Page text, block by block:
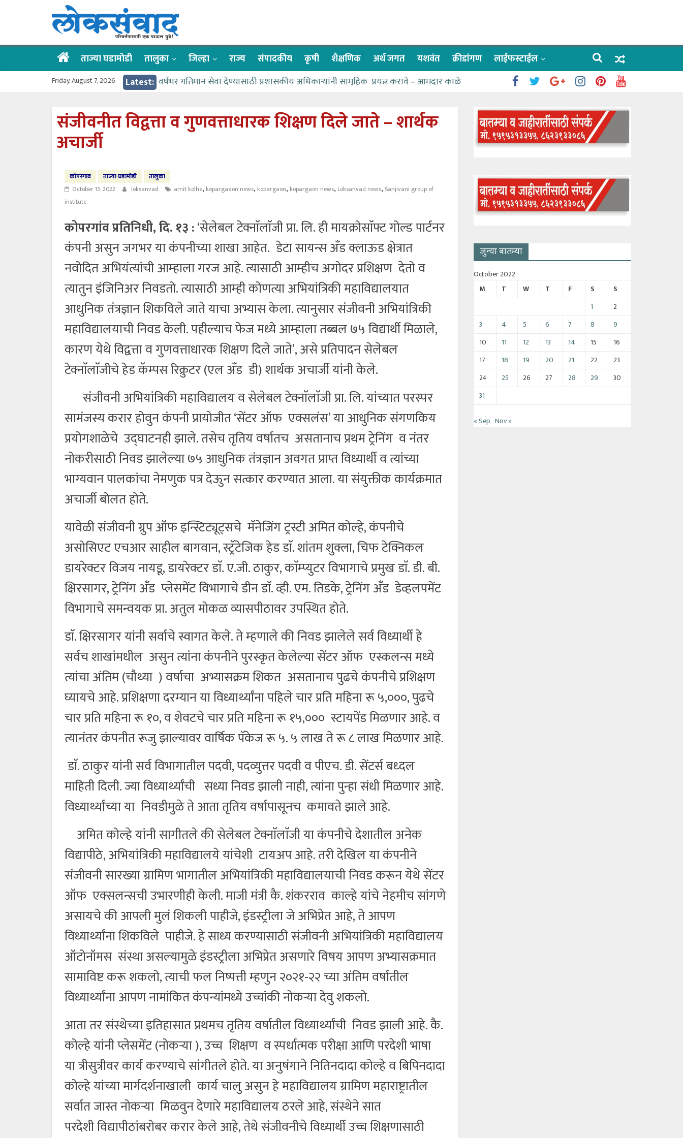
लोकसंवाद
ताज्या
घडामोडी
ताज्या घडामोडी तालुका जिल्हा राज्य संपादकीय कृषी शैक्षणिक अर्थ जगत यशवंत क्रीडांगण लाईफस्टाईल
Friday, August 7, 2026 Latest: वर्षभर गतिमान सेवा देण्यासाठी प्रशासकीय अधिकाऱ्यांनी सामुहिक प्रयत्न करावे – आमदार काळे
आत्मामालिक गुरूकूलाचे २२८ विद्यार्थी शिष्यवृत्तीस पात्र
ईच्छा आणि मेहनतीच्या बळावर यश मिळवता येते – शिवप्रसाद पंडोरे
संजीवनीत विद्वत्ता व गुणवत्ताधारक शिक्षण दिले जाते – शार्थक
अचार्जी
कोपरगाव ताज्या घडामोडी
तालुका
October 13, 2022
loksanvad amit kolhe, kopargaaon news, kopargaon, kopargaon news, Loksanvad news, Sanjivani group of
institute
कोपरगांव प्रतिनिधी, दि. १३ :‘सेलेबल टेक्नाॅलाॅजी प्रा. लि. ही मायक्रोसाॅफ्ट गोल्ड पार्टनर
कंपनी असुन जगभर या कंपनीच्या शाखा आहेत. डेटा सायन्स अँड क्लाऊड क्षेत्रात
नवोदित अभियंत्यांची आम्हाला गरज आहे. त्यासाठी आम्हीच अगोदर प्रशिक्षण देतो व
त्यातुन इंजिनिअर निवडतो. त्यासाठी आम्ही कोणत्या अभियांत्रिकी महाविद्यालयात
आधुनिक तंत्रज्ञान शिकविले जाते याचा अभ्यास केला. त्यानुसार संजीवनी अभियांत्रिकी
महाविद्यालयाची निवड केली. पहील्याच फेज मध्ये आम्हाला तब्बल ७५ विद्यार्थी मिळाले,
कारण येथे विद्वत्ता व गुणवत्ताधारक शिक्षण दिले जाते’, असे प्रतिपादन सेलेबल
टेक्नाॅलाॅजीचे हेड कॅम्पस रिक्रुटर (एल अँड डी) शार्थक अचार्जी यांनी केले.
संजीवनी अभियांत्रिकी महाविद्यालय व सेलेबल टेक्नाॅलाॅजी प्रा. लि. यांच्यात परस्पर
सामंजस्य करार होवुन कंपनी प्रायोजीत ‘सेंटर ऑफ एक्सलंस’ या आधुनिक संगणकिय
प्रयोगशाळेचे उद्घाटनही झाले. तसेच तृतिय वर्षातच असतानाच प्रथम ट्रेनिंग व नंतर
नोकरीसाठी निवड झालेल्या ७५ आधुनिक तंत्रज्ञान अवगत प्राप्त विध्यार्थी व त्यांच्या
भाग्यवान पालकांचा नेमणुक पत्र देऊुन सत्कार करण्यात आला. या संयुक्तीक कार्यक्रमात
अचार्जी बोलत होते.
यावेळी संजीवनी ग्रुप ऑफ इन्स्टिट्यूट्सचे मॅनेजिंग ट्रस्टी अमित कोल्हे, कंपनीचे
असोसिएट एचआर साहील बागवान, स्ट्रॅटेजिक हेड डाॅ. शांतम शुक्ला, चिफ टेक्निकल
डायरेक्टर विजय नायडू, डायरेक्टर डाॅ. ए.जी. ठाकुर, काॅम्प्युटर विभागाचे प्रमुख डाॅ. डी. बी.
क्षिरसागर, ट्रेनिंग अँड प्लेसमेंट विभागाचे डीन डाॅ. व्ही. एम. तिडके, ट्रेनिंग अँड डेव्हलपमेंट
विभागाचे समन्वयक प्रा. अतुल मोकळ व्यासपीठावर उपस्थित होते.
डाॅ. क्षिरसागर यांनी सर्वाचे स्वागत केले. ते म्हणाले की निवड झालेले सर्व विध्यार्थी हे
सर्वच शाखांमधील असुन त्यांना कंपनीने पुरस्कृत केलेल्या सेंटर ऑफ एस्कलन्स मध्ये
त्यांचा अंतिम (चौथ्या ) वर्षाचा अभ्यासक्रम शिकत असतानाच पुढचे कंपनीचे प्रशिक्षण
घ्यायचे आहे. प्रशिक्षणा दरम्यान या विध्यार्थ्यांना पहिले चार प्रति महिना रू ५,०००, पुढचे
चार प्रति महिना रू १०, व शेवटचे चार प्रति महिना रू १५,००० स्टायपेंड मिळणार आहे. व
त्यानंतर कंपनीत रूजु झाल्यावर वार्षिक पॅकेज रू ५. ५ लाख ते रू ८ लाख मिळणार आहे.
डाॅ. ठाकुर यांनी सर्व विभागातील पदवी, पदव्युत्तर पदवी व पीएच. डी. सेंटर्स बध्दल
माहिती दिली. ज्या विध्यार्थ्यांची सध्या निवड झाली नाही, त्यांना पुन्हा संधी मिळणार आहे.
विध्यार्थ्यांच्या या निवडीमुळे ते आता तृतिय वर्षापासूनच कमावते झाले आहे.
अमित कोल्हे यांनी सागीतले की सेलेबल टेक्नाॅलाॅजी या कंपनीचे देशातील अनेक
विद्यापीठे, अभियांत्रिकी महाविद्यालये यांचेशी टायअप आहे. तरी देखिल या कंपनीने
संजीवनी सारख्या ग्रामिण भागातील अभियांत्रिकी महाविद्यालयाची निवड करून येथे सेंटर
ऑफ एक्सलन्सची उभारणीही केली. माजी मंत्री कै. शंकरराव काल्हे यांचे नेहमीच सांगणे
असायचे की आपली मुलं शिकली पाहीजे, इंडस्ट्रीला जे अभिप्रेत आहे, ते आपण
विध्यार्थ्यांना शिकविले पाहीजे. हे साध्य करण्यासाठी संजीवनी अभियांत्रिकी महाविद्यालय
ऑटोनॉमस संस्था असल्यामुळे इंडस्ट्रीला अभिप्रेत असणारे विषय आपण अभ्यासक्रमात
सामाविष्ट करू शकलो, त्याची फल निष्पत्ती म्हणुन २०२१-२२ च्या अंतिम वर्षातील
विध्यार्थ्यांना आपण नामांकित कंपन्यांमध्ये उच्चांकी नोकऱ्या देवु शकलो.
आता तर संस्थेच्या इतिहासात प्रथमच तृतिय वर्षातील विध्यार्थ्यांची निवड झाली आहे. कै.
कोल्हे यांनी प्लेसमेंट (नोकऱ्या ), उच्च शिक्षण व स्पर्धात्मक परीक्षा आणि परदेशी भाषा
या त्रीसुत्रीवर कार्य करण्याचे सांगीतले होते. या अनुषंगाने नितिनदादा कोल्हे व बिपिनदादा
कोल्हे यांच्या मार्गदर्शनाखाली कार्य चालु असुन हे महाविद्यालय ग्रामिण महाराष्ट्रातील
सर्वात जास्त नोकऱ्या मिळवुन देणारे महाविद्यालय ठरले आहे, संस्थेने सात
परदेशी विद्यापीठांबरोबर करार केले आहे, तेथे संजीवनीचे विध्यार्थी उच्च शिक्षणासाठी
जुन्या बातम्या
October 2022
M
T W T F S
S
1
2
3
4 5 6 7 8
9
10
11 12 13 14 15
16
17
18 19 20 21 22
23
24
25 26 27 28 29
30
31
« Sep Nov »